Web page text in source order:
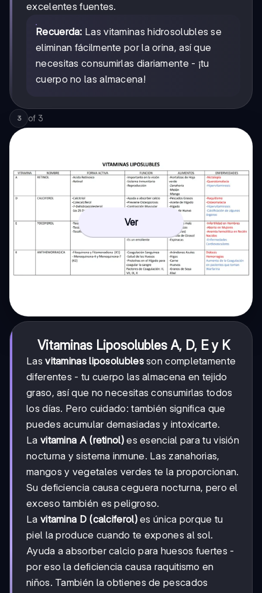
excelentes fuentes.
Recuerda: Las vitaminas hidrosolubles se
eliminan fácilmente por la orina, así que
necesitas consumirlas diariamente - ¡tu
cuerpo no las almacena!
3 of 3
Ver
Vitaminas Liposolubles A, D, E y K
Lasvitaminas liposolublesson completamente
diferentes - tu cuerpo las almacena en tejido
graso, así que no necesitas consumirlas todos
los días. Pero cuidado: también significa que
puedes acumular demasiadas y intoxicarte.
La vitamina A (retinol)es esencial para tu visión
nocturna y sistema inmune. Las zanahorias,
mangos y vegetales verdes te la proporcionan.
Su deficiencia causa ceguera nocturna, pero el
exceso también es peligroso.
La vitamina D (calciferol)es única porque tu
piel la produce cuando te expones al sol.
Ayuda a absorber calcio para huesos fuertes -
por eso la deficiencia causa raquitismo en
niños. También la obtienes de pescados